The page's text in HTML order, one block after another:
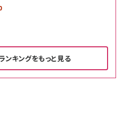
キングをもっと見る